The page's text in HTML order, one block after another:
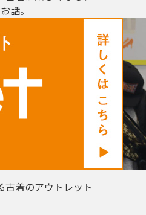
話。
古着のアウトレット